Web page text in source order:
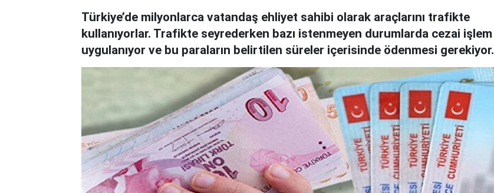
Türkiye’de milyonlarca vatandaş ehliyet sahibi olarak araçlarını trafikte
kullanıyorlar. Trafikte seyrederken bazı istenmeyen durumlarda cezai işlem
uygulanıyor ve bu paraların belirtilen süreler içerisinde ödenmesi gerekiyor.